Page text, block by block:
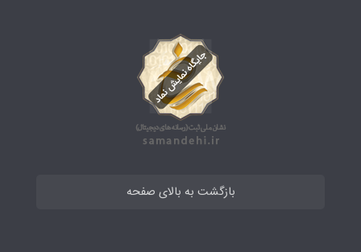
بازگشت به بالای صفحه